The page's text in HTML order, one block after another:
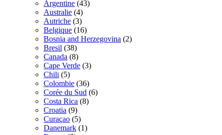
Argentine (43)
Australie (4)
Autriche (3)
Belgique (16)
Bosnia and Herzegovina (2)
Bresil (38)
Canada (8)
Cape Verde (3)
Chili (5)
Colombie (36)
Corée du Sud (6)
Costa Rica (8)
Croatia (9)
Curaçao (5)
Danemark (1)